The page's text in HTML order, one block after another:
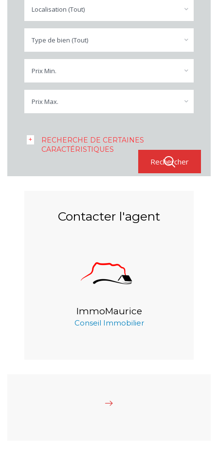
Localisation (Tout)
Type de bien (Tout)
Prix Min.
Prix Max.
RECHERCHE DE CERTAINES
CARACTÉRISTIQUES
Contacter l'agent
ImmoMaurice
Conseil Immobilier